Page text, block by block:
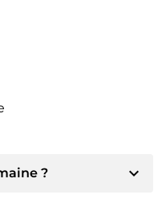
? expand_more